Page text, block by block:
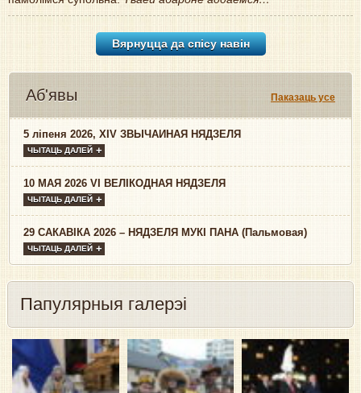
Вярнуцца да спісу навiн
Паказаць усе
Аб'явы
5 ліпеня 2026, XIV ЗВЫЧАЙНАЯ НЯДЗЕЛЯ
ЧЫТАЦЬ ДАЛЕЙ
10 МАЯ 2026 VI ВЕЛІКОДНАЯ НЯДЗЕЛЯ
ЧЫТАЦЬ ДАЛЕЙ
29 САКАВІКА 2026 – НЯДЗЕЛЯ МУКІ ПАНА (Пальмовая)
ЧЫТАЦЬ ДАЛЕЙ
Папулярныя галерэі